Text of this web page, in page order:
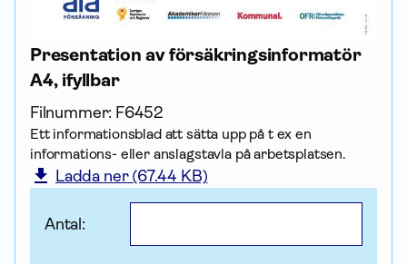
Presentation av försäkrings­informatör
A4, ifyllbar
Filnummer: F6452
Ett informationsblad att sätta upp på t ex en
informations- eller anslagstavla på arbetsplatsen.
Ladda ner (67.44 KB)
Antal: